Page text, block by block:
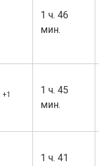
1 ч. 46
мин.
+1
1 ч. 45
мин.
1 ч. 41